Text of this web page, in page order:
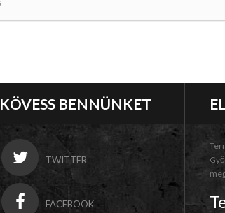
KÖVESS BENNÜNKET
TWITTER
FACEBOOK